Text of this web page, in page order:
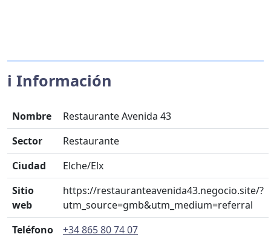
ℹ️ Información
Nombre
Restaurante Avenida 43
Sector
Restaurante
Ciudad
Elche/Elx
Sitio
web
https://restauranteavenida43.negocio.site/?
utm_source=gmb&utm_medium=referral
Teléfono
+34 865 80 74 07